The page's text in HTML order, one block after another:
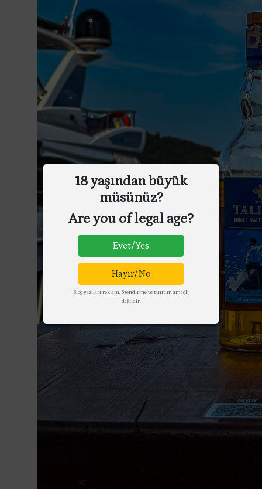
18 yaşından büyük
müsünüz?
Are you of legal age?
Evet/Yes
Hayır/No
Blog yazıları reklam, özendirme ve tanıtım amaçlı
değildir.